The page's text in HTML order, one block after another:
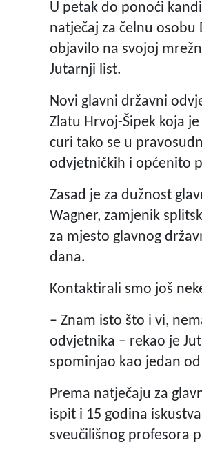
U petak do ponoći
natječaj za čelnu osobu
objavilo na svojoj
Jutarnji list.
Novi glavni državni
Zlatu Hrvoj-Šipek koja
curi tako se u
odvjetničkih i općenito
Zasad je za dužnost
Wagner, zamjenik
za mjesto glavnog
dana.
Kontaktirali smo još
– Znam isto što i vi,
odvjetnika – rekao je
spominjao kao jedan
Prema natječaju za
ispit i 15 godina
sveučilišnog profesora